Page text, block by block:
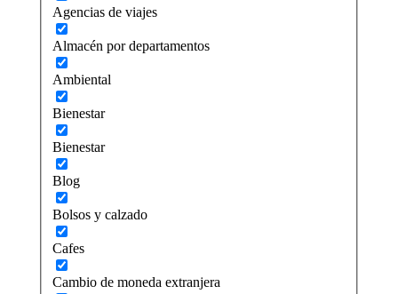
Agencias de viajes
Almacén por departamentos
Ambiental
Bienestar
Bienestar
Blog
Bolsos y calzado
Cafes
Cambio de moneda extranjera